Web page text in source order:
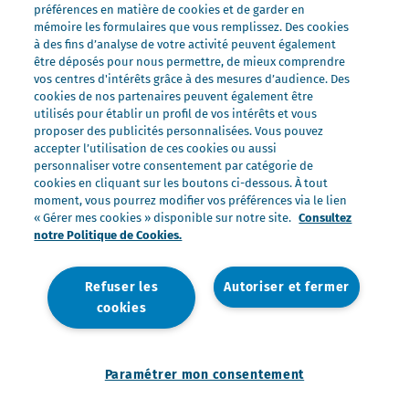
Nos marques
Président Professionnel
Galbani Professionale
Lactel Professionnel
Société Professionnel
Salakis Professionnel
Nous rejoindre
Rejoindre le Groupe Lactalis
Les métiers du Foodservice
Nous contacter Mentions légales
préférences en matière de cookies et de garder en
mémoire les formulaires que vous remplissez. Des cookies
à des fins d’analyse de votre activité peuvent également
être déposés pour nous permettre, de mieux comprendre
vos centres d'intérêts grâce à des mesures d’audience. Des
cookies de nos partenaires peuvent également être
utilisés pour établir un profil de vos intérêts et vous
proposer des publicités personnalisées. Vous pouvez
accepter l’utilisation de ces cookies ou aussi
personnaliser votre consentement par catégorie de
cookies en cliquant sur les boutons ci-dessous. À tout
moment, vous pourrez modifier vos préférences via le lien
« Gérer mes cookies » disponible sur notre site. Consultez
notre Politique de Cookies.
Autoriser et fermer
Refuser les
cookies
Paramétrer mon consentement